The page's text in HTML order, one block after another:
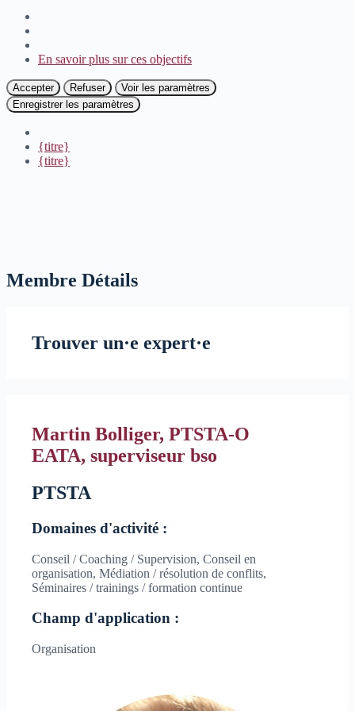
En savoir plus sur ces objectifs
Accepter Refuser
Voir les paramètres
Enregistrer les paramètres
{titre}
{titre}
Membre Détails
Trouver un·e expert·e
Martin Bolliger, PTSTA-O
EATA, superviseur bso
PTSTA
Domaines d'activité :
Conseil / Coaching / Supervision, Conseil en
organisation, Médiation / résolution de conflits,
Séminaires / trainings / formation continue
Champ d'application :
Organisation